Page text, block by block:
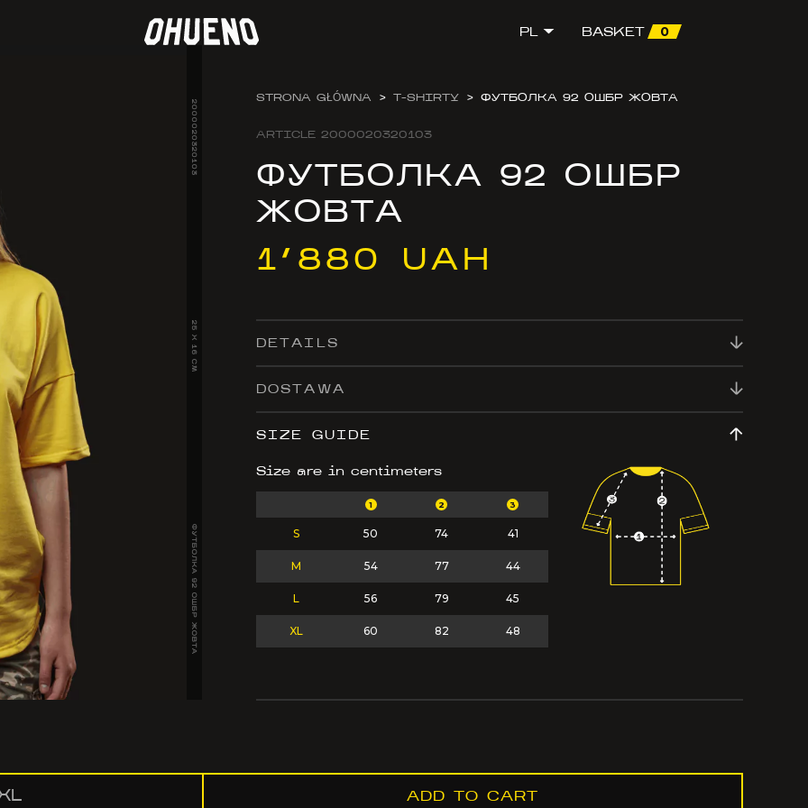
PL BASKET 0
2000020320103
25 X 16 CM
ФУТБОЛКА 92 ОШБР ЖОВТА
STRONA GŁÓWNA > T-SHIRTY > ФУТБОЛКА 92 ОШБР ЖОВТА
ARTICLE 2000020320103
ФУТБОЛКА 92 ОШБР
ЖОВТА
1’880 UAH
DETAILS
DOSTAWA
SIZE GUIDE
Size are in centimeters
1 2 3
S 50 74 41
M 54 77 44
L 56 79 45
XL 60 82 48
ADD TO CART